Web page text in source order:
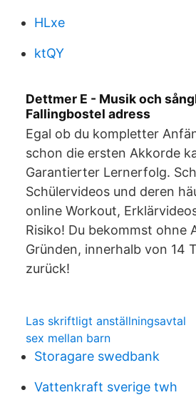
HLxe
ktQY
Dettmer E - Musik och
Fallingbostel adress
Egal ob du kompletter
schon die ersten Akkorde
Garantierter Lernerfolg.
Schülervideos und deren
online Workout,
Risiko! Du bekommst ohne
Gründen, innerhalb von 14
zurück!
Las skriftligt anställningsavtal
sex mellan barn
Storagare swedbank
Vattenkraft sverige twh